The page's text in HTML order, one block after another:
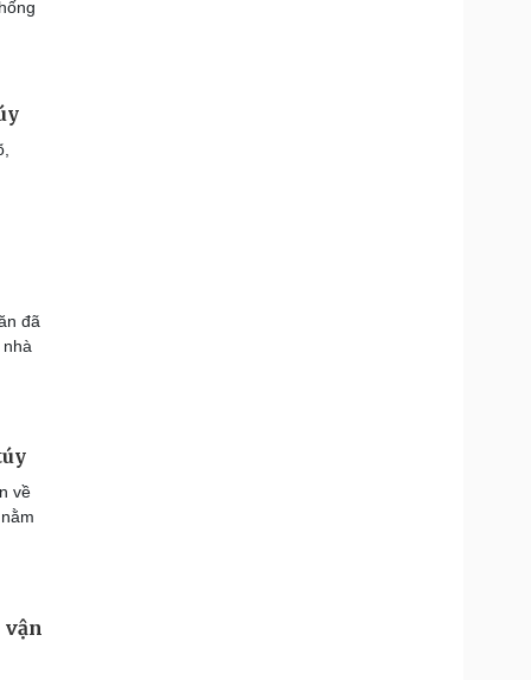
đã
về